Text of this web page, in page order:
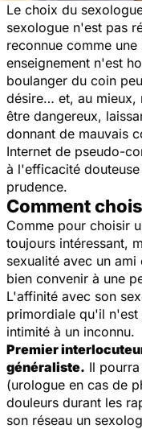
Le choix du
sexologue n'est pas
reconnue comme
enseignement n'est
boulanger du coin
désire… et, au mieux,
être dangereux,
donnant de mauvais
Internet de pseudo-
à l'efficacité
prudence.
Comment
Comme pour choisir
toujours intéressant,
sexualité avec un
bien convenir à une
L'affinité avec son
primordiale qu'il n'est
intimité à un inconnu.
Premier
généraliste. Il
(urologue en cas de
douleurs durant les
son réseau un